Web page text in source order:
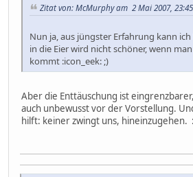
Zitat von: McMurphy am 2 Mai 2007,
Nun ja, aus jüngster Erfahrung kann
in die Eier wird nicht schöner, wenn
kommt :icon_eek: ;)
Aber die Enttäuschung ist
auch unbewusst vor der Vorstellung.
hilft: keiner zwingt uns, hineinzugehen.